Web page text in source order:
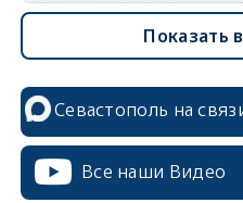
Показать
Севастополь на
Все наши Видео